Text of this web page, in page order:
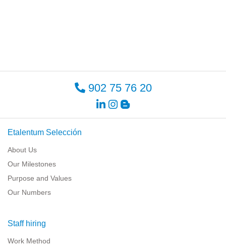
902 75 76 20
Etalentum Selección
About Us
Our Milestones
Purpose and Values
Our Numbers
Staff hiring
Work Method